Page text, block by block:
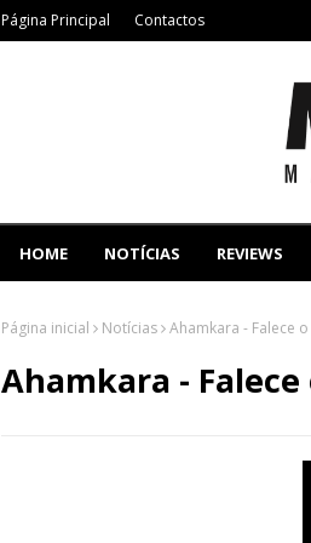
Página Principal Contactos
HOME NOTÍCIAS REVIEWS
Página inicial Notícias Ahamkara - Falece
Ahamkara -